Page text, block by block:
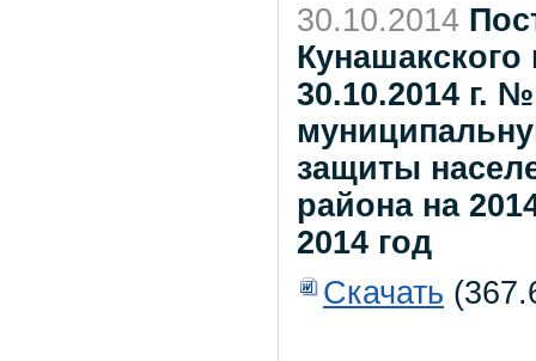
30.10.2014
30.10.2014 г.
защиты
района на
2014 год
Скачать